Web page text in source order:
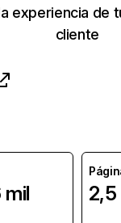
experiencia de
cliente
mil 2,5